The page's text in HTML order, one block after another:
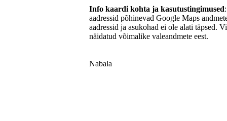
Info kaardi kohta ja kasutustingimused
aadressid põhinevad Google Maps
aadressid ja asukohad ei ole alati täpsed.
näidatud võimalike valeandmete eest.
Nabala